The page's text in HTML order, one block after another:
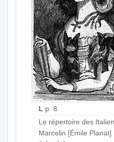
L p. 8
Le répertoire des
Marcelin [Émile Planat]